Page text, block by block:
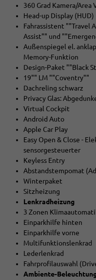
360 Grad Kamera/Area
Head-up Display (HUD)
Fahrassistent ""Travel
Assist"" und
Außenspiegel el.
Memory-Funktion
Design-Paket ""Black
19"" LM ""Coventry""
Dachreling schwarz
Privacy Glas:
Virtual Cockpit
Android Auto
Apple Car Play
Easy Open & Close -
sensorgesteuerter
Keyless Entry
Abstandstempomat
Winterpaket
Sitzheizung
Lenkradheizung
3 Zonen
Einparkhilfe hinten
Einparkhilfe vorne
Multifunktionslenkrad
Lederlenkrad
Fahrprofilauswahl
Ambiente-